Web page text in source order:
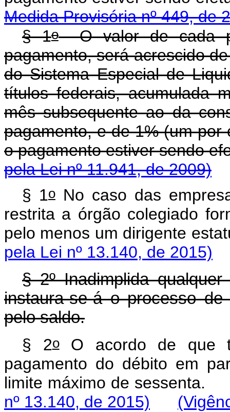
Medida Provisória nº 449, de
§ 1oO valor de cada
pagamento, será acrescido
do Sistema Especial de
títulos federais, acumulada
mês subsequente ao da
pagamento, e de 1% (um
o pagamento estiver
pela Lei nº 11.941, de 2009)
§ 1oNo caso das
restrita a órgão colegiado
pelo menos um dirigente
pela Lei nº 13.140, de 2015)
§ 2º Inadimplida
instaura-se-á o processo
pelo saldo.
§ 2oO acordo de que
pagamento do débito em
limite máximo de sessenta.
nº 13.140, de 2015)